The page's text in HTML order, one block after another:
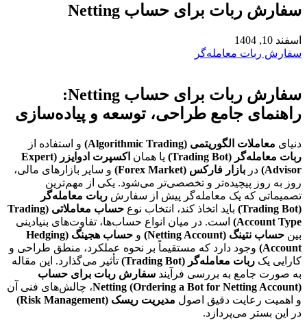
سفارش ربات برای حساب Netting
اسفند 10, 1404
سفارش ربات معامله‌گر
سفارش ربات برای حساب Netting:
راهنمای جامع طراحی، توسعه و پیاده‌سازی
دنیای معاملات الگوریتمی (Algorithmic Trading)
و استفاده از
ربات معامله‌گر (Trading Bot)
یا همان
اکسپرت ادوایزر (Expert
Advisor) در بازار فارکس (Forex Market)
و سایر بازارهای مالی،
روز به روز پیچیده‌تر و تخصصی‌تر می‌شود. یکی از مهم‌ترین
تصمیماتی که یک معامله‌گر پیش از سفارش ربات معامله‌گر
(Trading Bot)
باید اتخاذ کند، انتخاب نوع
حساب معاملاتی (Trading
Account Type)
است. در میان انواع حساب‌ها، تفاوت‌های بنیادینی
بین حساب نتینگ (Netting Account) و
حساب هجینگ (Hedging
Account)
وجود دارد که مستقیماً بر نحوه عملکرد، منطق طراحی و
کارایی یک ربات معامله‌گر (Trading Bot)
تأثیر می‌گذارد. این مقاله
به صورت جامع به بررسی فرآیند سفارش ربات برای حساب
Netting (Ordering a Bot for Netting Account)، چالش‌های فنی آن
و اهمیت رعایت دقیق اصول مدیریت ریسک (Risk Management)
در این بستر می‌پردازد.